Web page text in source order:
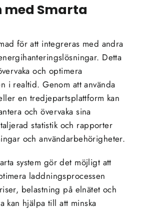
Smarta
för att integreras med andra
Detta
och optimera
i realtid. Genom att använda
en tredjepartsplattform kan
och övervaka sina
statistik och rapporter
och användarbehörigheter.
system gör det möjligt att
laddningsprocessen
belastning på elnätet och
kan hjälpa till att minska